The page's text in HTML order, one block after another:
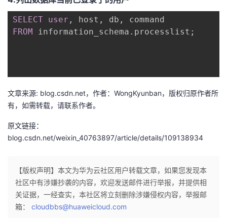
证
实
验
的
收
持
建
议
SELECT user , host , db ,
FROM information_schema . processlist ;
文章来源: blog.csdn.net，作者：WongKyunban，版权归原作者所
有，如需转载，请联系作者。
原文链接：
blog.csdn.net/weixin_40763897/article/details/109138934
【版权声明】本文为华为云社区用户转载文章，如果您发现本
社区中有涉嫌抄袭的内容，欢迎发送邮件进行举报，并提供相
关证据，一经查实，本社区将立刻删除涉嫌侵权内容，举报邮
箱： cloudbbs@huaweicloud.com